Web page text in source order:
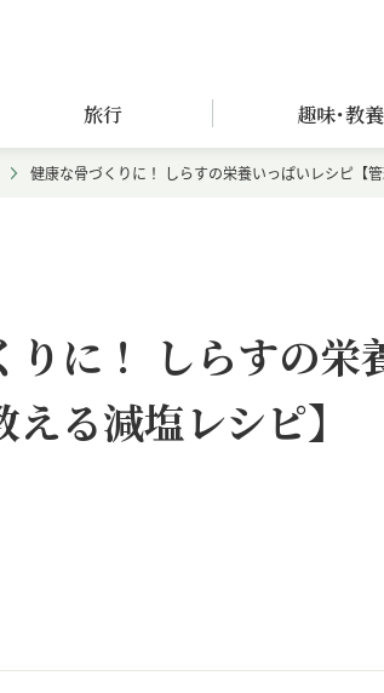
旅行 趣味･教養
健康な骨づくりに！ しらすの栄養いっぱいレシピ【
りに！ しらすの栄
る減塩レシピ】